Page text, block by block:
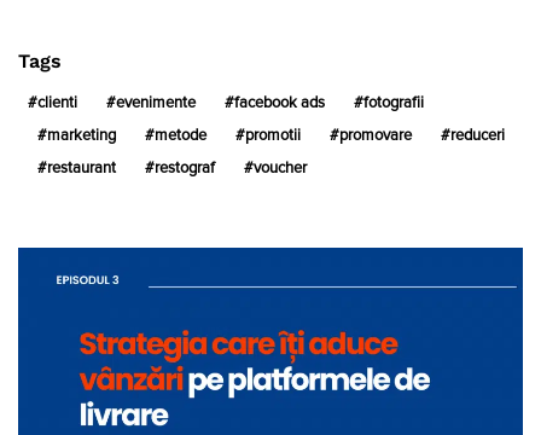
Tags
clienti evenimente facebook ads fotografii
marketing metode promotii promovare reduceri
restaurant restograf voucher